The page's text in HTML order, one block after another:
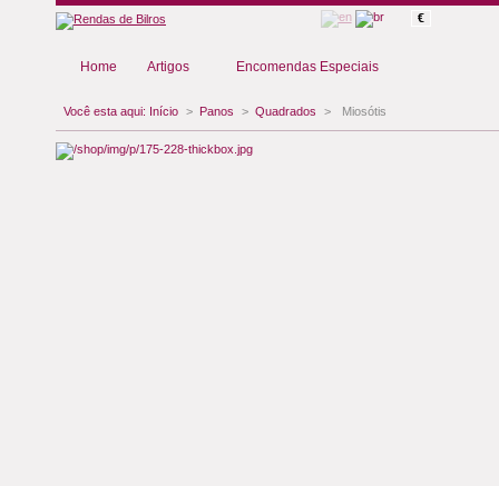
€
Home Artigos Encomendas Especiais
Você esta aqui: Início > Panos > Quadrados > Miosótis